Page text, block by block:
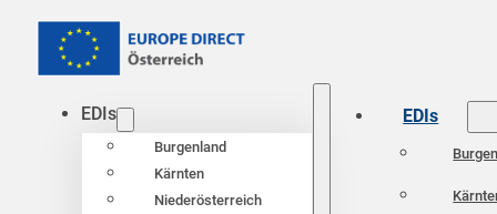
EDIs
Burgenland
Kärnten
Niederösterreich
EDIs